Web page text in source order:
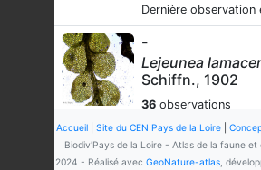
Dernière observation
-
Lejeunea
Schiffn., 1902
36 observations
Dernière observation
-
Accueil Site du CEN Pays de la Loire
Biodiv'Pays de la Loire - Atlas de la faune et
2024 - Réalisé avec GeoNature-atlas,